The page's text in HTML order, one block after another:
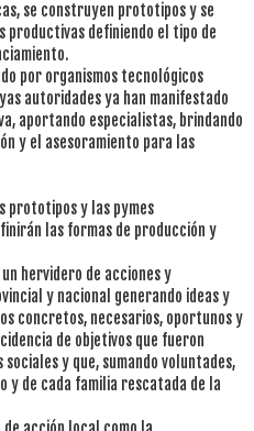
se construyen prototipos y se
productivas definiendo el tipo de
por organismos tecnológicos
autoridades ya han manifestado
aportando especialistas, brindando
y el asesoramiento para las
prototipos y las pymes
las formas de producción y
hervidero de acciones y
y nacional generando ideas y
concretos, necesarios, oportunos y
de objetivos que fueron
y que, sumando voluntades,
y de cada familia rescatada de la